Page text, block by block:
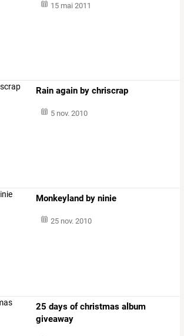
15 mai 2011
Rain again by chriscrap
5 nov. 2010
Monkeyland by ninie
25 nov. 2010
25 days of christmas album
giveaway